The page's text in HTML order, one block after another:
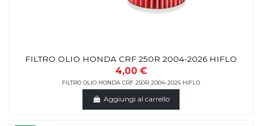
FILTRO OLIO HONDA CRF 250R 2004-2026 HIFLO
4,00 €
FILTRO OLIO HONDA CRF 250R 2004-2026 HIFLO
Aggiungi al carrello